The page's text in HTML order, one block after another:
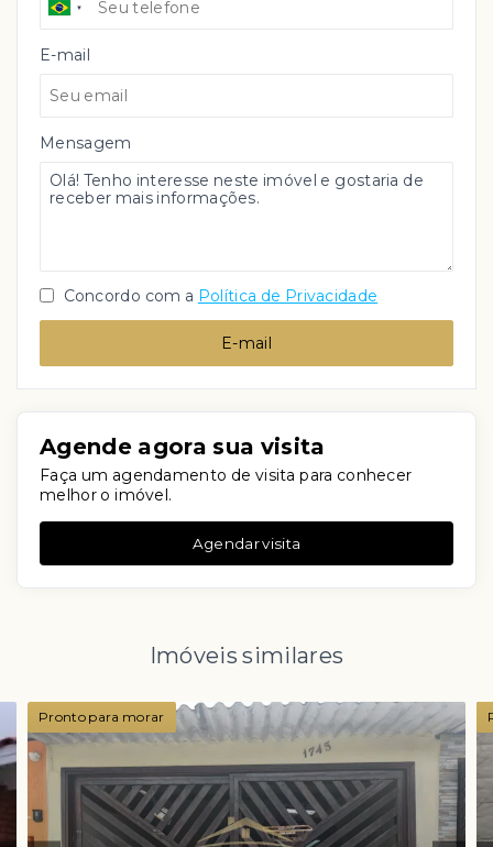
E-mail
Mensagem
Concordo com a Política de Privacidade
E-mail
Agende agora sua visita
Faça um agendamento de visita para conhecer
melhor o imóvel.
Agendar visita
Imóveis similares
Pronto para morar